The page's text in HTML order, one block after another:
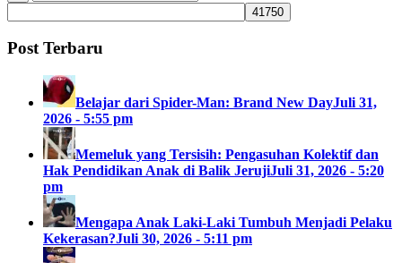
Post Terbaru
Belajar dari Spider-Man: Brand New DayJuli 31,
2026 - 5:55 pm
Memeluk yang Tersisih: Pengasuhan Kolektif dan
Hak Pendidikan Anak di Balik JerujiJuli 31, 2026 - 5:20
pm
Mengapa Anak Laki-Laki Tumbuh Menjadi Pelaku
Kekerasan?Juli 30, 2026 - 5:11 pm